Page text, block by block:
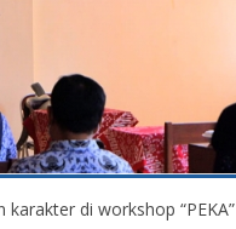
di workshop “PEKA”